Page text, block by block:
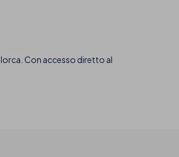
Con accesso diretto al